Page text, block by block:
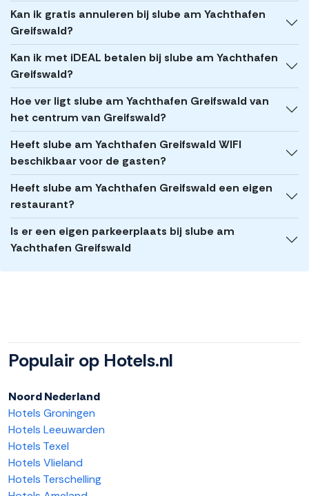
Kan ik gratis annuleren bij slube am Yachthafen
Greifswald?
Kan ik met iDEAL betalen bij slube am Yachthafen
Greifswald?
Hoe ver ligt slube am Yachthafen Greifswald van
het centrum van Greifswald?
Heeft slube am Yachthafen Greifswald WIFI
beschikbaar voor de gasten?
Heeft slube am Yachthafen Greifswald een eigen
restaurant?
Is er een eigen parkeerplaats bij slube am
Yachthafen Greifswald
Populair op Hotels.nl
Noord Nederland
Hotels Groningen
Hotels Leeuwarden
Hotels Texel
Hotels Vlieland
Hotels Terschelling